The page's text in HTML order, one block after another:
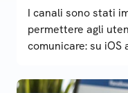
I canali sono stati
permettere agli
comunicare: su